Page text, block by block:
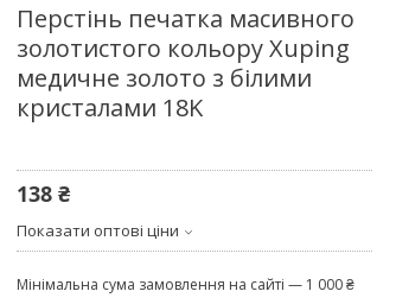
Перстінь печатка масивного
золотистого кольору Xuping
медичне золото з білими
кристалами 18K
138 ₴
Показати оптові ціни
Мінімальна сума замовлення на сайті — 1 000 ₴